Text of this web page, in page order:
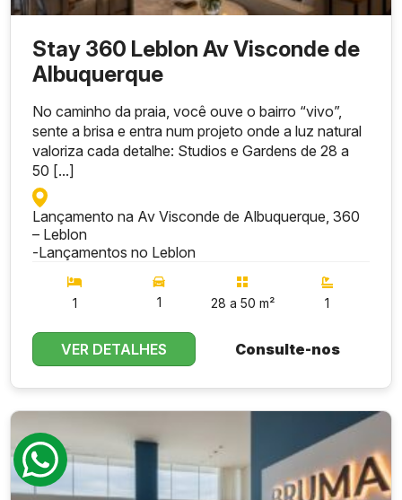
Stay 360 Leblon Av Visconde de
Albuquerque
No caminho da praia, você ouve o bairro “vivo”,
sente a brisa e entra num projeto onde a luz natural
valoriza cada detalhe: Studios e Gardens de 28 a
50 [...]
Lançamento na Av Visconde de Albuquerque, 360
– Leblon
-Lançamentos no Leblon
1 1 28 a 50 m² 1
VER DETALHES Consulte-nos